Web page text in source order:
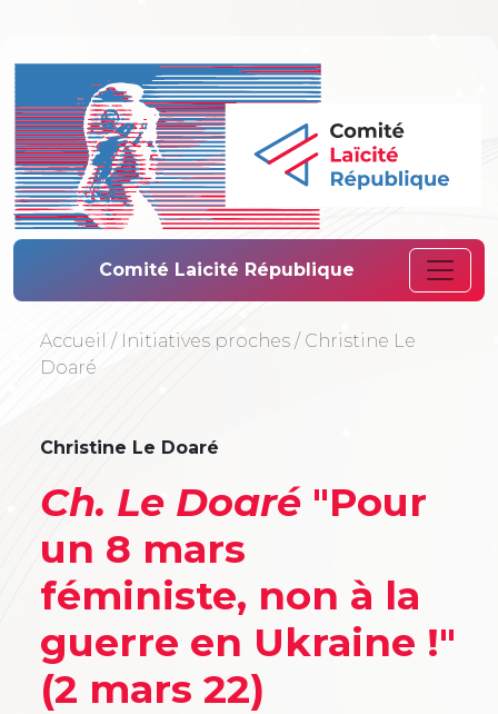
Comité Laïcité
Comité Laicité République
Accueil / Initiatives proches / Christine Le
Doaré
Christine Le Doaré
Ch. Le Doaré "Pour
un 8 mars
féministe, non à la
guerre en Ukraine !"
(2 mars 22)